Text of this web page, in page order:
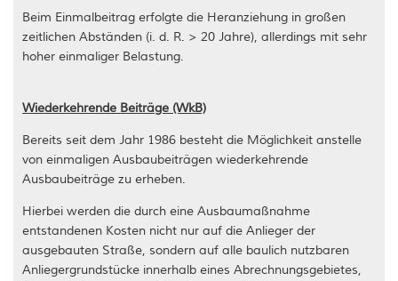
Beim Einmalbeitrag erfolgte die Heranziehung in großen
zeitlichen Abständen (i. d. R. > 20 Jahre), allerdings mit sehr
hoher einmaliger Belastung.
Wiederkehrende Beiträge (WkB)
Bereits seit dem Jahr 1986 besteht die Möglichkeit anstelle
von einmaligen Ausbaubeiträgen wiederkehrende
Ausbaubeiträge zu erheben.
Hierbei werden die durch eine Ausbaumaßnahme
entstandenen Kosten nicht nur auf die Anlieger der
ausgebauten Straße, sondern auf alle baulich nutzbaren
Anliegergrundstücke innerhalb eines Abrechnungsgebietes,